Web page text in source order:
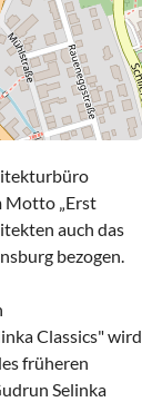
Motto „Erst
auch das
bezogen.
Classics" wird
früheren
Selinka